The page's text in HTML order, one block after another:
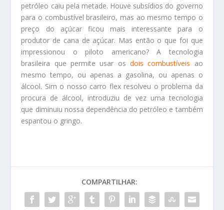
petróleo caiu pela metade. Houve subsídios do governo
para o combustível brasileiro, mas ao mesmo tempo o
preço do açúcar ficou mais interessante para o
produtor de cana de açúcar. Mas então o que foi que
impressionou o piloto americano? A tecnologia
brasileira que permite usar os dois combustíveis ao
mesmo tempo, ou apenas a gasolina, ou apenas o
álcool. Sim o nosso carro flex resolveu o problema da
procura de álcool, introduziu de vez uma tecnologia
que diminuiu nossa dependência do petróleo e também
espantou o gringo.
COMPARTILHAR: